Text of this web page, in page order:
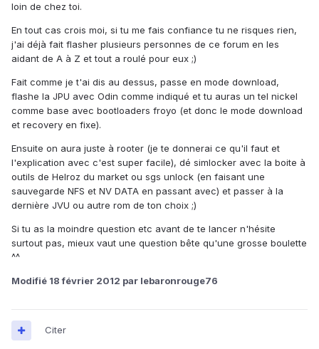
loin de chez toi.
En tout cas crois moi, si tu me fais confiance tu ne risques rien,
j'ai déjà fait flasher plusieurs personnes de ce forum en les
aidant de A à Z et tout a roulé pour eux ;)
Fait comme je t'ai dis au dessus, passe en mode download,
flashe la JPU avec Odin comme indiqué et tu auras un tel nickel
comme base avec bootloaders froyo (et donc le mode download
et recovery en fixe).
Ensuite on aura juste à rooter (je te donnerai ce qu'il faut et
l'explication avec c'est super facile), dé simlocker avec la boite à
outils de Helroz du market ou sgs unlock (en faisant une
sauvegarde NFS et NV DATA en passant avec) et passer à la
dernière JVU ou autre rom de ton choix ;)
Si tu as la moindre question etc avant de te lancer n'hésite
surtout pas, mieux vaut une question bête qu'une grosse boulette
^^
Modifié 18 février 2012 par lebaronrouge76
Citer